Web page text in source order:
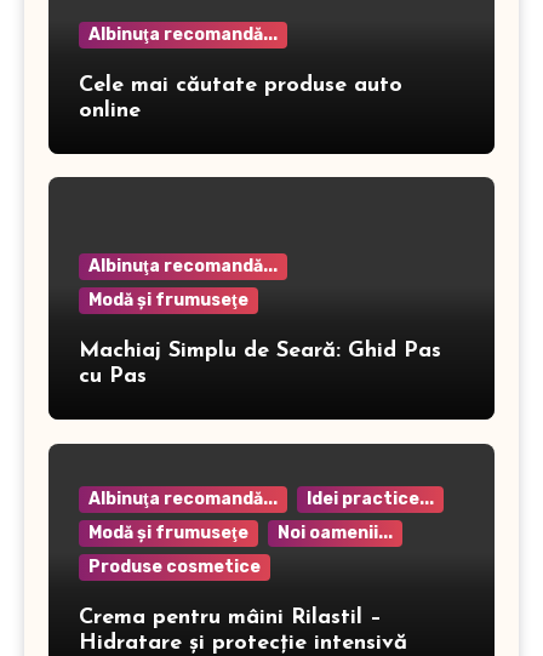
Albinuţa recomandă...
Cele mai căutate produse auto
online
Albinuţa recomandă...
Modă şi frumuseţe
Machiaj Simplu de Seară: Ghid Pas
cu Pas
Albinuţa recomandă...
Idei practice...
Modă şi frumuseţe
Noi oamenii...
Produse cosmetice
Crema pentru mâini Rilastil –
Hidratare și protecție intensivă